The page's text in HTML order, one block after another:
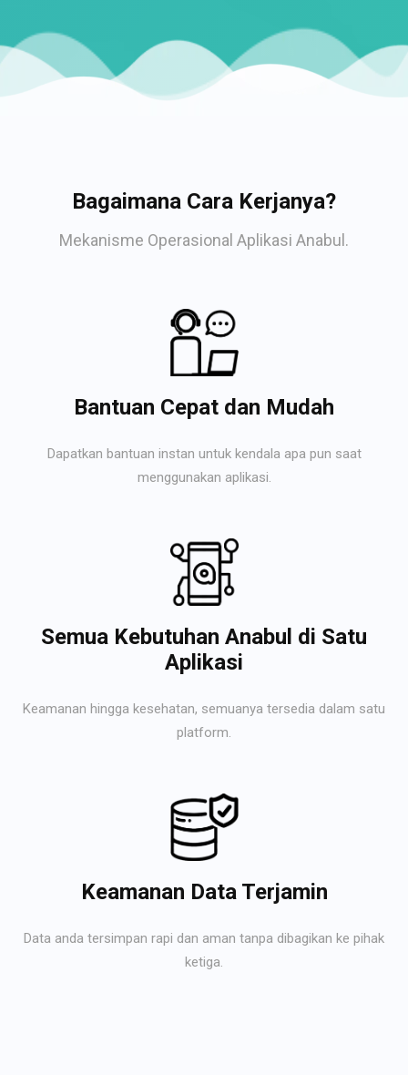
Bagaimana Cara Kerjanya?
Mekanisme Operasional Aplikasi Anabul.
Bantuan Cepat dan Mudah
Dapatkan bantuan instan untuk kendala apa pun saat
menggunakan aplikasi.
Semua Kebutuhan Anabul di Satu
Aplikasi
Keamanan hingga kesehatan, semuanya tersedia dalam satu
platform.
Keamanan Data Terjamin
Data anda tersimpan rapi dan aman tanpa dibagikan ke pihak
ketiga.